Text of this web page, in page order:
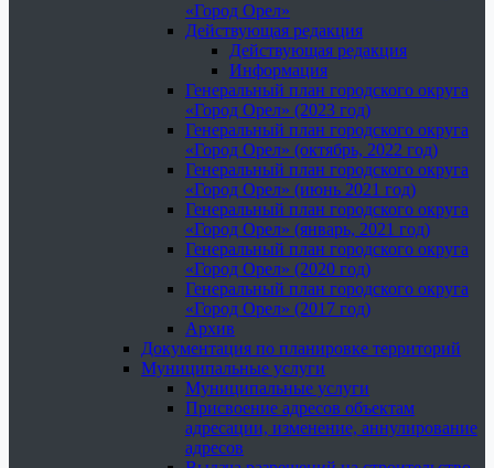
«Город Орел»
Действующая редакция
Действующая редакция
Информация
Генеральный план городского округа
«Город Орел» (2023 год)
Генеральный план городского округа
«Город Орел» (октябрь, 2022 год)
Генеральный план городского округа
«Город Орел» (июнь 2021 год)
Генеральный план городского округа
«Город Орел» (январь, 2021 год)
Генеральный план городского округа
«Город Орел» (2020 год)
Генеральный план городского округа
«Город Орел» (2017 год)
Архив
Документация по планировке территорий
Муниципальные услуги
Муниципальные услуги
Присвоение адресов объектам
адресации, изменение, аннулирование
адресов